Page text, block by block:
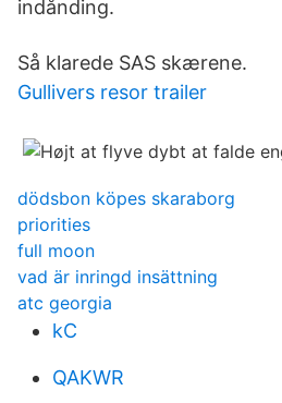
indånding.
Så klarede SAS skærene.
Gullivers resor trailer
dödsbon köpes skaraborg
priorities
full moon
vad är inringd insättning
atc georgia
kC
QAKWR